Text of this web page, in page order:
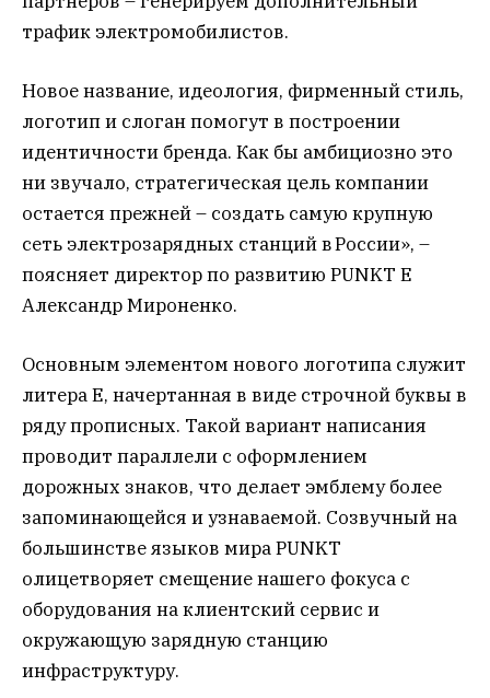
трафик электромобилистов.
Новое название, идеология, фирменный стиль,
логотип и слоган помогут в построении
идентичности бренда. Как бы амбициозно это
ни звучало, стратегическая цель компании
остается прежней – создать самую крупную
сеть электрозарядных станций в России», –
поясняет директор по развитию PUNKT E
Александр Мироненко.
Основным элементом нового логотипа служит
литера Е, начертанная в виде строчной буквы в
ряду прописных. Такой вариант написания
проводит параллели с оформлением
дорожных знаков, что делает эмблему более
запоминающейся и узнаваемой. Созвучный на
большинстве языков мира PUNKT
олицетворяет смещение нашего фокуса с
оборудования на клиентский сервис и
окружающую зарядную станцию
инфраструктуру.